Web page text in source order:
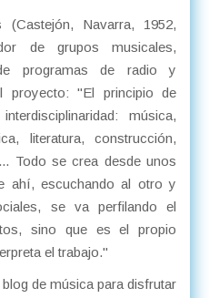
(Castejón, Navarra, 1952,
de grupos musicales,
programas de radio y
proyecto: "El principio de
música,
literatura, construcción,
Todo se crea desde unos
ahí, escuchando al otro y
se va perfilando el
sino que es el propio
el trabajo."
de música para disfrutar